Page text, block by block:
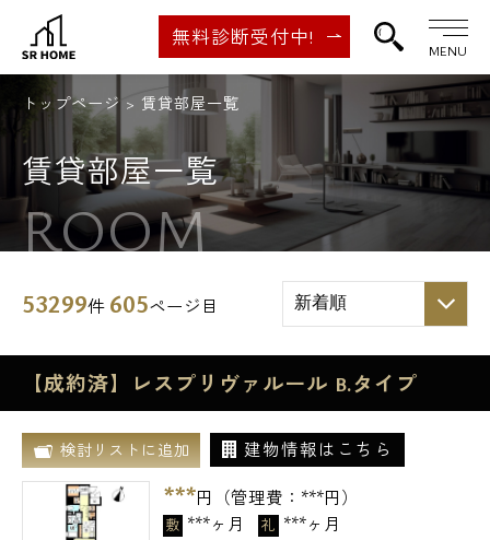
無料診断受付中!
MENU
トップページ 賃貸部屋一覧
賃貸部屋一覧
ROOM
53299件 605ページ目
【成約済】レスプリヴァルール B.タイプ
検討リストに追加 建物情報はこちら
***円（管理費： ***円）
敷 ***ヶ月 礼 ***ヶ月